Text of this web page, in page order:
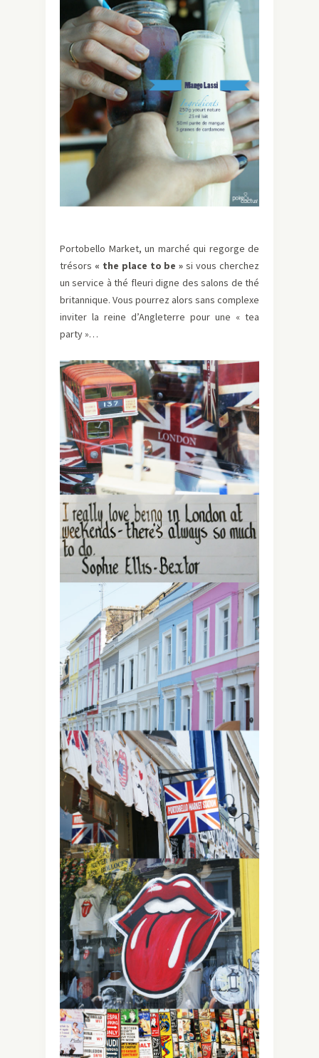
Portobello Market, un marché qui regorge de
trésors « the place to be » si vous cherchez
un service à thé fleuri digne des salons de thé
britannique. Vous pourrez alors sans complexe
inviter la reine d’Angleterre pour une « tea
party »…